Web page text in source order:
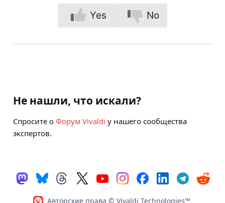
Yes No
Не нашли, что искали?
Спросите о Форум Vivaldi у нашего сообщества
экспертов.
Авторские права © Vivaldi Technologies™